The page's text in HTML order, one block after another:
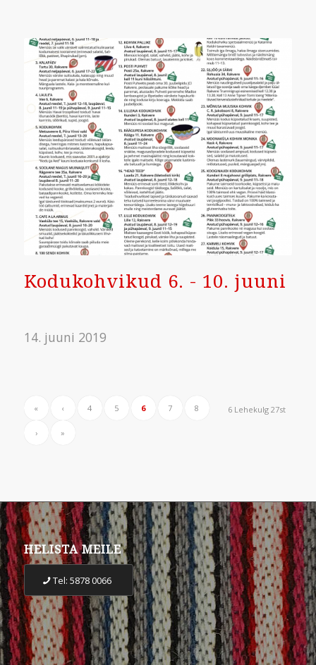
Kodukohvikud 6. - 10. juuni
14. juuni 2019
6 Lehekulg 27st
« ‹ 4 5 6 7 8
› »
HELISTA MEILE
Tel: 5878 0066